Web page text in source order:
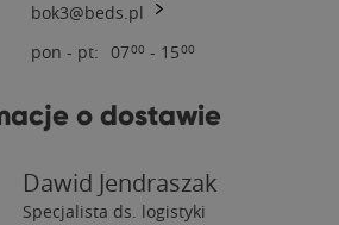
bok3@beds.pl
pon - pt: 0700 - 1500
o dostawie
Dawid Jendraszak
Specjalista ds. logistyki